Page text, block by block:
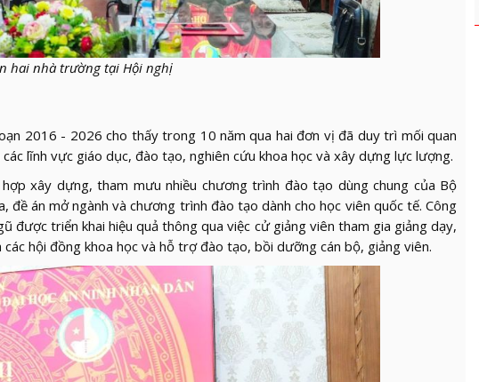
hai nhà trường tại Hội nghị
2016 - 2026 cho thấy trong 10 năm qua hai đơn vị đã duy trì mối quan
lĩnh vực giáo dục, đào tạo, nghiên cứu khoa học và xây dựng lực lượng.
xây dựng, tham mưu nhiều chương trình đào tạo dùng chung của Bộ
đề án mở ngành và chương trình đào tạo dành cho học viên quốc tế. Công
được triển khai hiệu quả thông qua việc cử giảng viên tham gia giảng dạy,
hội đồng khoa học và hỗ trợ đào tạo, bồi dưỡng cán bộ, giảng viên.